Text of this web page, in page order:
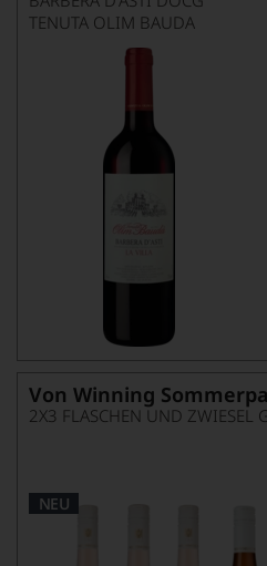
TENUTA OLIM BAUDA
Von Winning
2X3 FLASCHEN UND ZWIESEL
NEU